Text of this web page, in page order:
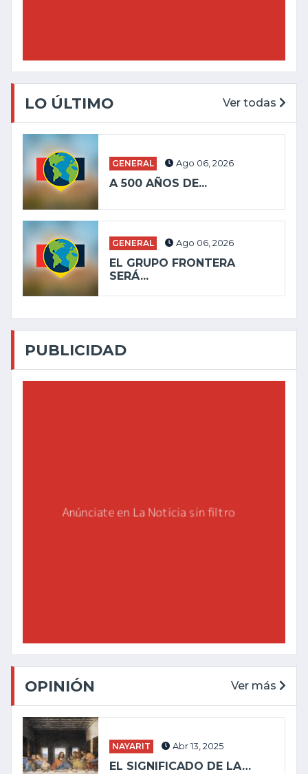
LO ÚLTIMO Ver todas
GENERAL Ago 06, 2026
A 500 AÑOS DE...
GENERAL Ago 06, 2026
EL GRUPO FRONTERA
SERÁ...
PUBLICIDAD
OPINIÓN Ver más
NAYARIT Abr 13, 2025
EL SIGNIFICADO DE LA…